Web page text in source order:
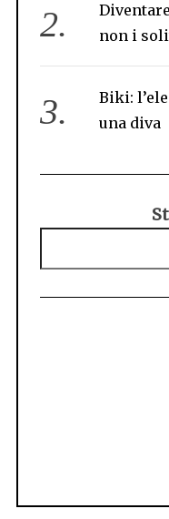
non i
Biki:
una diva
S
r
r